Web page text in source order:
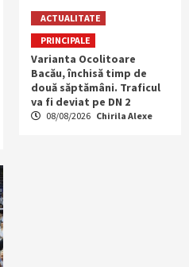
ACTUALITATE
PRINCIPALE
Varianta Ocolitoare
Bacău, închisă timp de
două săptămâni. Traficul
va fi deviat pe DN 2
08/08/2026 Chirila Alexe